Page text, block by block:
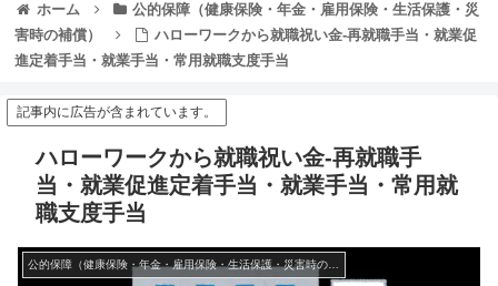
ホーム
公的保障（健康保険・年金・雇用保険・生活保護・災
害時の補償）
ハローワークから就職祝い金-再就職手当・就業促
進定着手当・就業手当・常用就職支度手当
記事内に広告が含まれています。
ハローワークから就職祝い金-再就職手
当・就業促進定着手当・就業手当・常用就
職支度手当